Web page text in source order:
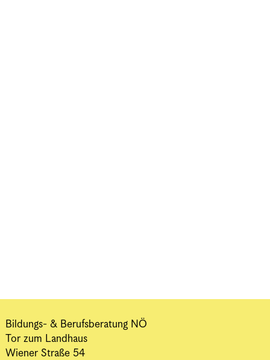
Bildungs- & Berufsberatung NÖ
Tor zum Landhaus
Wiener Straße 54